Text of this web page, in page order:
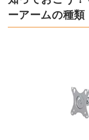
ーアームの種類